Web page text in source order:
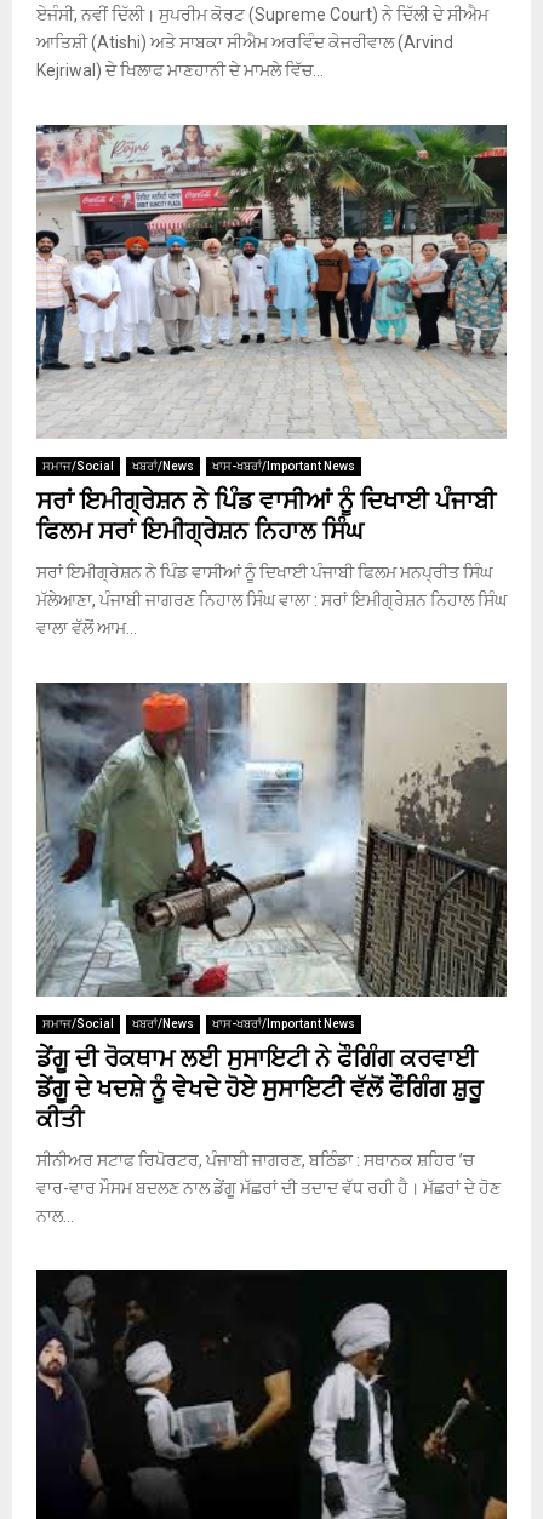
ਏਜੰਸੀ, ਨਵੀਂ ਦਿੱਲੀ। ਸੁਪਰੀਮ ਕੋਰਟ (Supreme Court) ਨੇ ਦਿੱਲੀ ਦੇ ਸੀਐਮ
ਆਤਿਸ਼ੀ (Atishi) ਅਤੇ ਸਾਬਕਾ ਸੀਐਮ ਅਰਵਿੰਦ ਕੇਜਰੀਵਾਲ (Arvind
Kejriwal) ਦੇ ਖਿਲਾਫ ਮਾਣਹਾਨੀ ਦੇ ਮਾਮਲੇ ਵਿੱਚ...
ਸਮਾਜ/Social ਖਬਰਾਂ/News ਖਾਸ-ਖਬਰਾਂ/Important News
ਸਰਾਂ ਇਮੀਗ੍ਰੇਸ਼ਨ ਨੇ ਪਿੰਡ ਵਾਸੀਆਂ ਨੂੰ ਦਿਖਾਈ ਪੰਜਾਬੀ
ਫਿਲਮ ਸਰਾਂ ਇਮੀਗ੍ਰੇਸ਼ਨ ਨਿਹਾਲ ਸਿੰਘ
ਸਰਾਂ ਇਮੀਗ੍ਰੇਸ਼ਨ ਨੇ ਪਿੰਡ ਵਾਸੀਆਂ ਨੂੰ ਦਿਖਾਈ ਪੰਜਾਬੀ ਫਿਲਮ ਮਨਪ੍ਰੀਤ ਸਿੰਘ
ਮੱਲੇਆਣਾ, ਪੰਜਾਬੀ ਜਾਗਰਣ ਨਿਹਾਲ ਸਿੰਘ ਵਾਲਾ : ਸਰਾਂ ਇਮੀਗ੍ਰੇਸ਼ਨ ਨਿਹਾਲ ਸਿੰਘ
ਵਾਲਾ ਵੱਲੋਂ ਆਮ...
ਸਮਾਜ/Social ਖਬਰਾਂ/News ਖਾਸ-ਖਬਰਾਂ/Important News
ਡੇਂਗੂ ਦੀ ਰੋਕਥਾਮ ਲਈ ਸੁਸਾਇਟੀ ਨੇ ਫੌਗਿੰਗ ਕਰਵਾਈ
ਡੇਂਗੂ ਦੇ ਖਦਸ਼ੇ ਨੂੰ ਵੇਖਦੇ ਹੋਏ ਸੁਸਾਇਟੀ ਵੱਲੋਂ ਫੌਗਿੰਗ ਸ਼ੁਰੂ
ਕੀਤੀ
ਸੀਨੀਅਰ ਸਟਾਫ ਰਿਪੋਰਟਰ, ਪੰਜਾਬੀ ਜਾਗਰਣ, ਬਠਿੰਡਾ : ਸਥਾਨਕ ਸ਼ਹਿਰ ’ਚ
ਵਾਰ-ਵਾਰ ਮੌਸਮ ਬਦਲਣ ਨਾਲ ਡੇਂਗੂ ਮੱਛਰਾਂ ਦੀ ਤਦਾਦ ਵੱਧ ਰਹੀ ਹੈ। ਮੱਛਰਾਂ ਦੇ ਹੋਣ
ਨਾਲ...